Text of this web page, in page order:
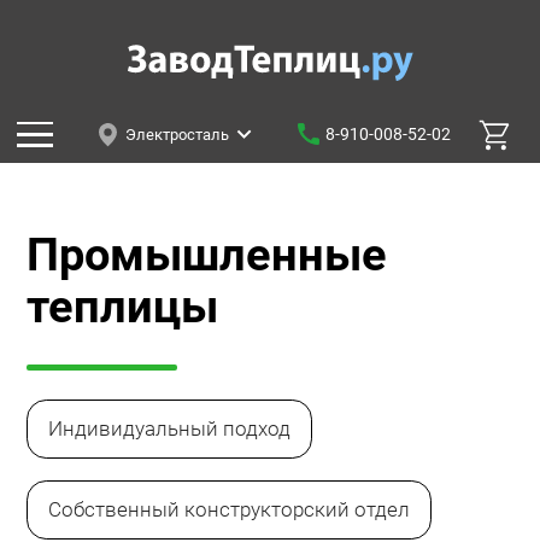
Электросталь 8-910-008-52-02
Промышленные
теплицы
Индивидуальный подход
Собственный конструкторский отдел